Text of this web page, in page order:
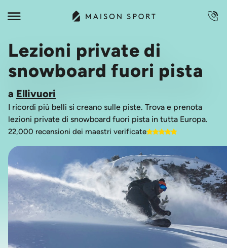
Lezioni private di
snowboard fuori pista
a Ellivuori
I ricordi più belli si creano sulle piste. Trova e prenota
lezioni private di snowboard fuori pista in tutta Europa.
22,000 recensioni dei maestri verificate